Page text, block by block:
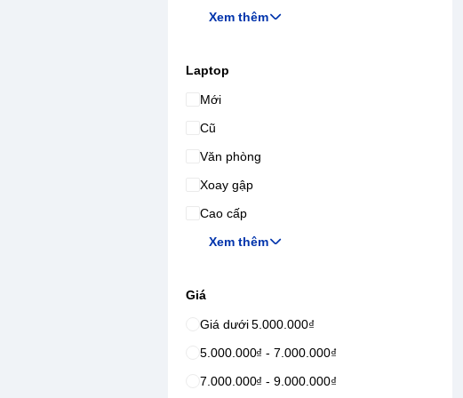
Giá
Giá dưới 5.000.000₫
5.000.000₫ - 7.000.000₫
7.000.000₫ - 9.000.000₫
Xem thêm
Laptop
Mới
Cũ
Văn phòng
Xoay gập
Cao cấp
Xem thêm